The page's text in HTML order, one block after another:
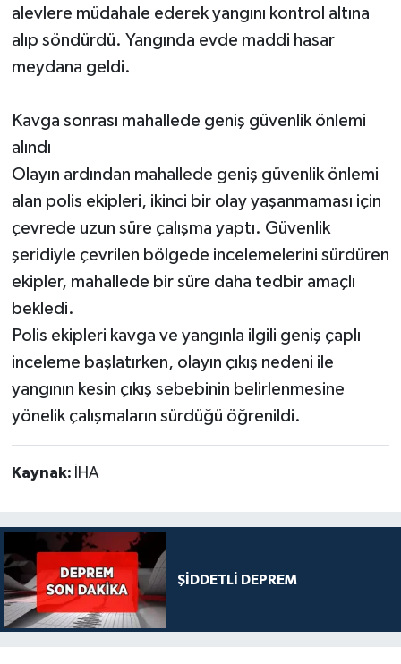
alevlere müdahale ederek yangını kontrol altına
alıp söndürdü. Yangında evde maddi hasar
meydana geldi.
Kavga sonrası mahallede geniş güvenlik önlemi
alındı
Olayın ardından mahallede geniş güvenlik önlemi
alan polis ekipleri, ikinci bir olay yaşanmaması için
çevrede uzun süre çalışma yaptı. Güvenlik
şeridiyle çevrilen bölgede incelemelerini sürdüren
ekipler, mahallede bir süre daha tedbir amaçlı
bekledi.
Polis ekipleri kavga ve yangınla ilgili geniş çaplı
inceleme başlatırken, olayın çıkış nedeni ile
yangının kesin çıkış sebebinin belirlenmesine
yönelik çalışmaların sürdüğü öğrenildi.
Kaynak: İHA
ŞİDDETLİ DEPREM